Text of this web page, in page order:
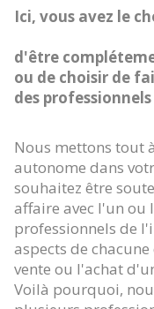
Ici, vous avez le
d'être
ou de choisir de
des
Nous mettons tout
autonome dans
souhaitez être
affaire avec l'un ou
professionnels de
aspects de
vente ou l'achat
Voilà pourquoi,